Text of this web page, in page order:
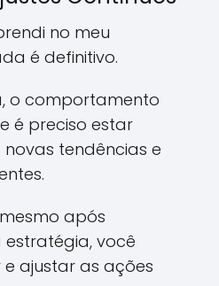
no meu
é definitivo.
o comportamento
é preciso estar
tendências e
após
você
ajustar as ações